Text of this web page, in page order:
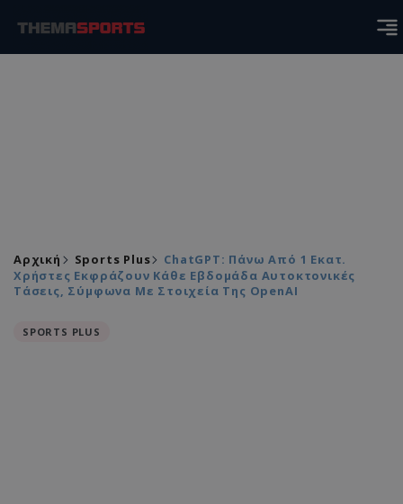
Αρχική Sports Plus
ChatGPT: Πάνω Από 1 Εκατ.
Χρήστες Εκφράζουν Κάθε Εβδομάδα Αυτοκτονικές
Τάσεις, Σύμφωνα Με Στοιχεία Της OpenAI
SPORTS PLUS